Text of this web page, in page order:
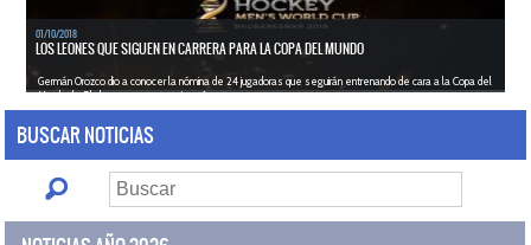
01/10/2018
LOS LEONES QUE SIGUEN EN CARRERA PARA LA COPA DEL MUNDO
Germán Orozco dio a conocer la nómina de 24 jugadoras que seguirán entrenando de cara a la Copa del
Mundo de Bhubaneswar que se jugará entre e...
BUSCAR NOTICIAS